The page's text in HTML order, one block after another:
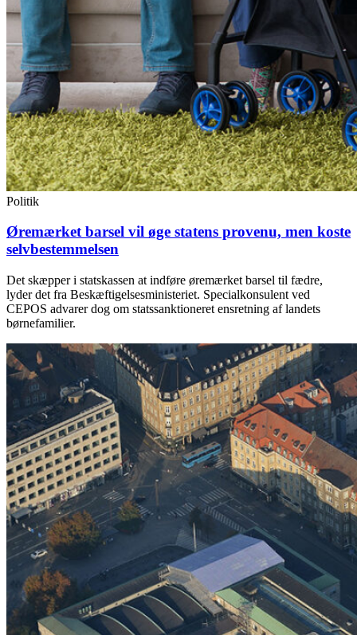
Politik
Øremærket barsel vil øge statens provenu, men koste
selvbestemmelsen
Det skæpper i statskassen at indføre øremærket barsel til fædre,
lyder det fra Beskæftigelsesministeriet. Specialkonsulent ved
CEPOS advarer dog om statssanktioneret ensretning af landets
børnefamilier.